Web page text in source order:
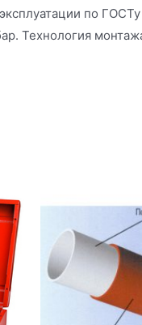
по
Технология